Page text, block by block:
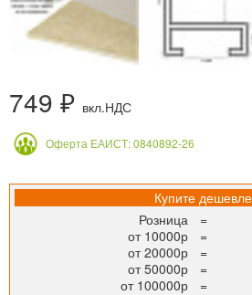
749 ₽ вкл.НДС
Оферта ЕАИСТ: 0840892-26
Купите
Розница
=
от 10000р
=
от 20000р
=
от 50000р
=
от 100000р
=